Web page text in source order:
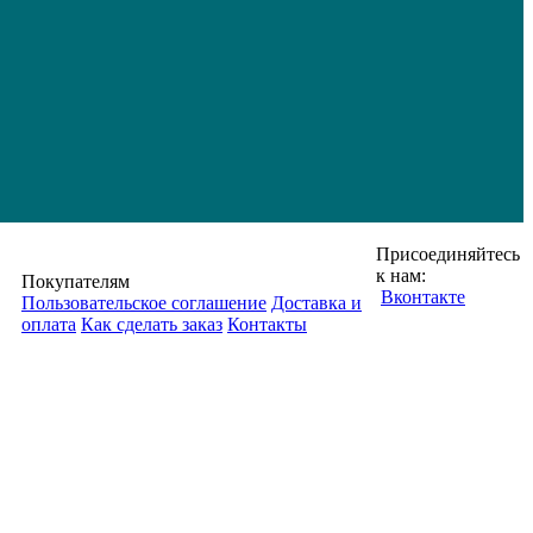
Покупателям
Пользовательское соглашение Доставка и
оплата Как сделать заказ Контакты
Присоединяйтесь
к нам:
Вконтакте